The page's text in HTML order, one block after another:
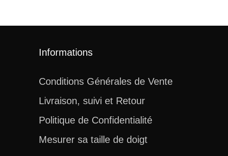
Informations
Conditions Générales de Vente
Livraison, suivi et Retour
Politique de Confidentialité
Mesurer sa taille de doigt